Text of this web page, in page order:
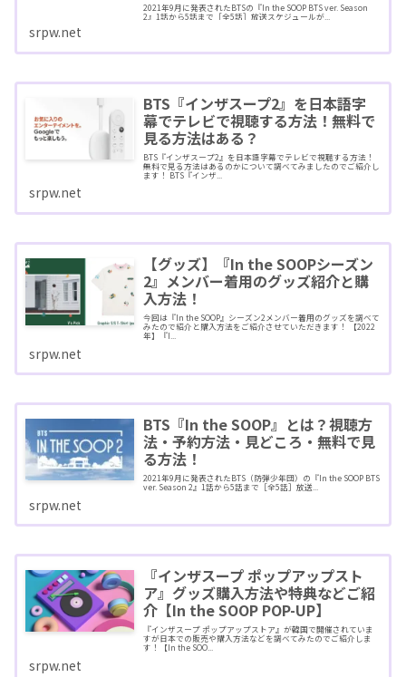
2021年9月に発表されたBTSの『In the SOOP BTS ver. Season
2』1話から5話まで［全5話］放送スケジュールが...
srpw.net
BTS『インザスープ2』を日本語字
幕でテレビで視聴する方法！無料で
見る方法はある？
BTS『インザスープ2』を日本語字幕でテレビで視聴する方法！
無料で見る方法はあるのかについて調べてみましたのでご紹介し
ます！ BTS『インザ...
srpw.net
【グッズ】『In the SOOPシーズン
2』メンバー着用のグッズ紹介と購
入方法！
今回は『In the SOOP』シーズン2メンバー着用のグッズを調べて
みたので紹介と購入方法をご紹介させていただきます！ 【2022
年】『I...
srpw.net
BTS『In the SOOP』とは？視聴方
法・予約方法・見どころ・無料で見
る方法！
2021年9月に発表されたBTS（防弾少年団）の『In the SOOP BTS
ver. Season 2』1話から5話まで［全5話］放送...
srpw.net
『インザスープ ポップアップスト
ア』グッズ購入方法や特典などご紹
介【In the SOOP POP-UP】
『インザスープ ポップアップストア』が韓国で開催されていま
すが日本での販売や購入方法などを調べてみたのでご紹介しま
す！【In the SOO...
srpw.net